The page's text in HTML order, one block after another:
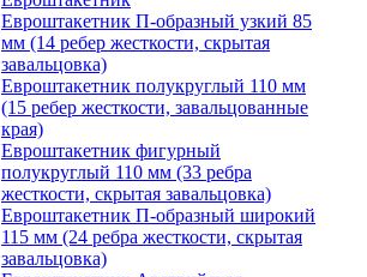
Евроштакетник П-образный узкий 85
мм (14 ребер жесткости, скрытая
завальцовка)
Евроштакетник полукруглый 110 мм
(15 ребер жесткости, завальцованные
края)
Евроштакетник фигурный
полукруглый 110 мм (33 ребра
жесткости, скрытая завальцовка)
Евроштакетник П-образный широкий
115 мм (24 ребра жесткости, скрытая
завальцовка)